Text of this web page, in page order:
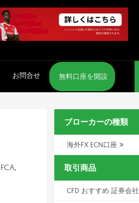
お問合せ 無料口座を開設
ブローカーの種類
海外FX ECN口座
取引商品
CFD おすすめ 証券会社